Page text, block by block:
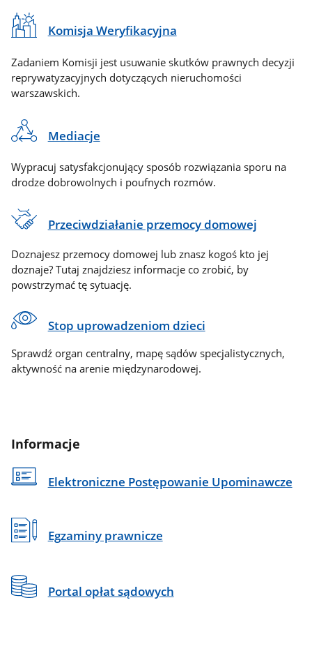
Komisja Weryfikacyjna
Zadaniem Komisji jest usuwanie skutków prawnych decyzji
reprywatyzacyjnych dotyczących nieruchomości
warszawskich.
Mediacje
Wypracuj satysfakcjonujący sposób rozwiązania sporu na
drodze dobrowolnych i poufnych rozmów.
Przeciwdziałanie przemocy domowej
Doznajesz przemocy domowej lub znasz kogoś kto jej
doznaje? Tutaj znajdziesz informacje co zrobić, by
powstrzymać tę sytuację.
Stop uprowadzeniom dzieci
Sprawdź organ centralny, mapę sądów specjalistycznych,
aktywność na arenie międzynarodowej.
Informacje
Elektroniczne Postępowanie Upominawcze
Egzaminy prawnicze
Portal opłat sądowych